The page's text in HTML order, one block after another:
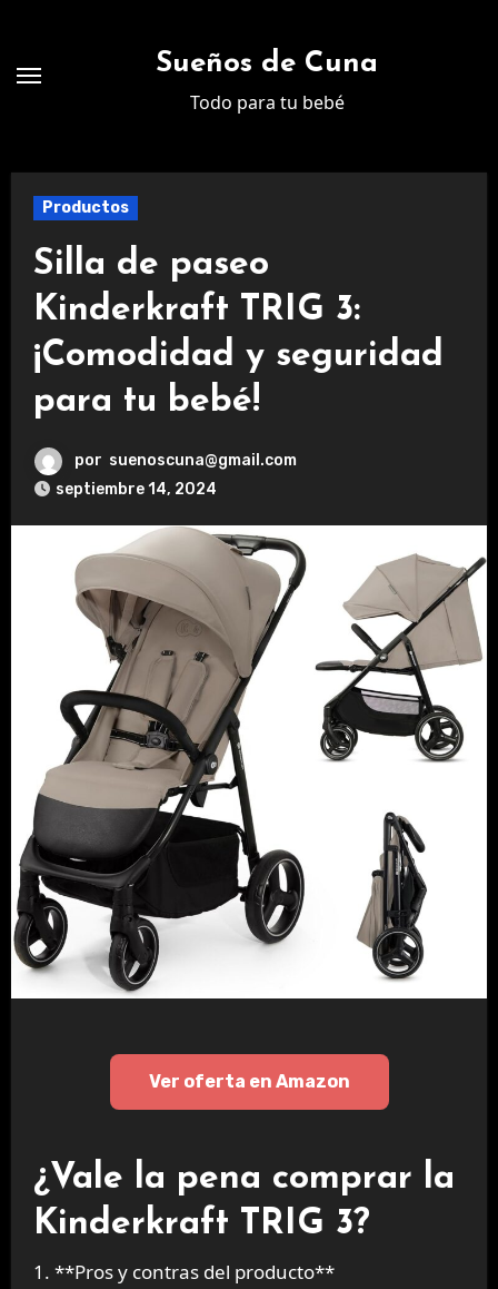
contenido
Sueños de Cuna
Todo para tu bebé
Productos
Silla de paseo
Kinderkraft TRIG 3:
¡Comodidad y seguridad
para tu bebé!
por suenoscuna@gmail.com
septiembre 14, 2024
Ver oferta en Amazon
¿Vale la pena comprar la
Kinderkraft TRIG 3?
1. **Pros y contras del producto**